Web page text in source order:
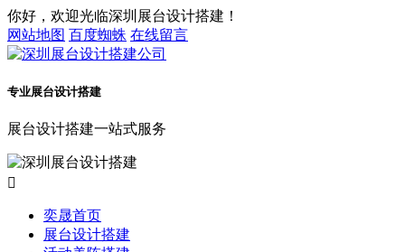
你好，欢迎光临深圳展台设计搭建！
网站地图 百度蜘蛛 在线留言
专业展台设计搭建
展台设计搭建一站式服务

奕晟首页
展台设计搭建